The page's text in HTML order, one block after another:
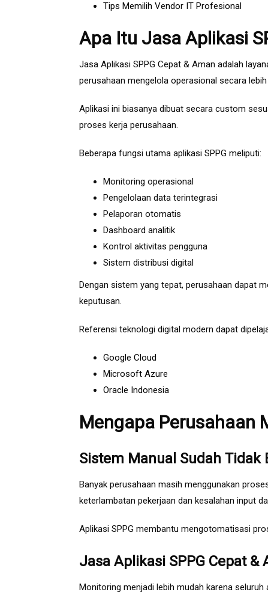
Tips Memilih Vendor IT Profesional
Apa Itu Jasa Aplikasi
Jasa Aplikasi SPPG Cepat & Aman adalah
perusahaan mengelola operasional secara
Aplikasi ini biasanya dibuat secara custom
proses kerja perusahaan.
Beberapa fungsi utama aplikasi SPPG meliputi:
Monitoring operasional
Pengelolaan data terintegrasi
Pelaporan otomatis
Dashboard analitik
Kontrol aktivitas pengguna
Sistem distribusi digital
Dengan sistem yang tepat, perusahaan dapat
keputusan.
Referensi teknologi digital modern dapat
Google Cloud
Microsoft Azure
Oracle Indonesia
Mengapa Perusahaan
Sistem Manual Sudah Tidak
Banyak perusahaan masih menggunakan
keterlambatan pekerjaan dan kesalahan input
Aplikasi SPPG membantu mengotomatisasi
Jasa Aplikasi SPPG Cepat
Monitoring menjadi lebih mudah karena